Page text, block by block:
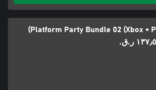
Platform Party Bundle 02 (Xbox +
ر.ق.‏